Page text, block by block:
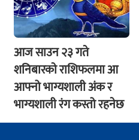
आज साउन २३ गते
शनिबारकाे राशिफलमा आ
आफ्नो भाग्यशाली अंक र
भाग्यशाली रंग कस्तो रहनेछ